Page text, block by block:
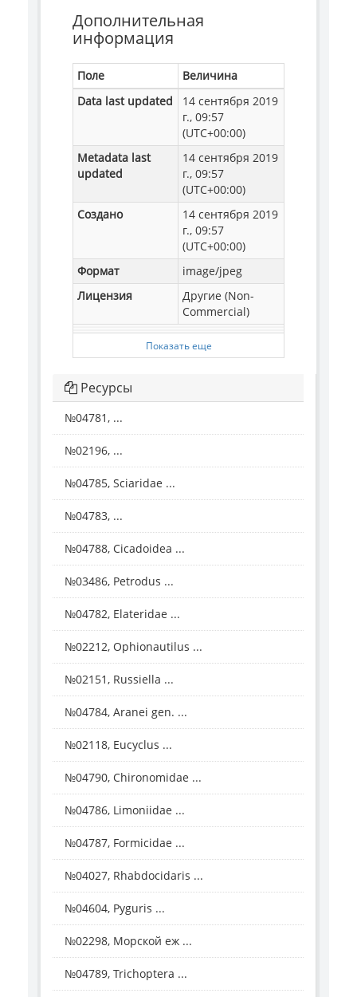
Дополнительная
информация
Поле
Величина
Data last updated
14 сентября 2019
г., 09:57
(UTC+00:00)
Metadata last
updated
14 сентября 2019
г., 09:57
(UTC+00:00)
Создано
14 сентября 2019
г., 09:57
(UTC+00:00)
Формат
image/jpeg
Лицензия
Другие (Non-
Commercial)
Показать еще
Ресурсы
№04781, ...
№02196, ...
№04785, Sciaridae ...
№04783, ...
№04788, Cicadoidea ...
№03486, Petrodus ...
№04782, Elateridae ...
№02212, Ophionautilus ...
№02151, Russiella ...
№04784, Aranei gen. ...
№02118, Eucyclus ...
№04790, Chironomidae ...
№04786, Limoniidae ...
№04787, Formicidae ...
№04027, Rhabdocidaris ...
№04604, Pyguris ...
№02298, Морской еж ...
№04789, Trichoptera ...